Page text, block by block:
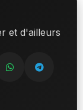
et d'ailleurs